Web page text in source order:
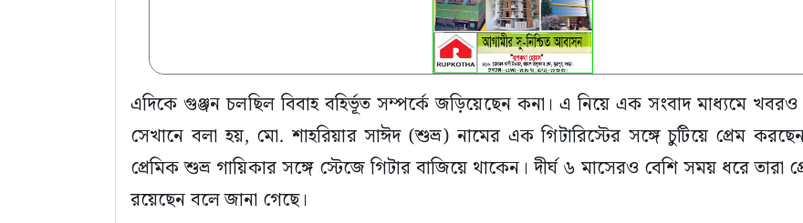
‎‎এদিকে গুঞ্জন চলছিল বিবাহ বহির্ভূত সম্পর্কে জড়িয়েছেন কনা। এ নিয়ে এক সংবাদ মাধ্যমে খবরও
সেখানে বলা হয়, মো. শাহরিয়ার সাঈদ (শুভ্র) নামের এক গিটারিস্টের সঙ্গে চুটিয়ে প্রেম
প্রেমিক শুভ্র গায়িকার সঙ্গে স্টেজে গিটার বাজিয়ে থাকেন। দীর্ঘ ৬ মাসেরও বেশি সময় ধরে তারা
রয়েছেন বলে জানা গেছে।